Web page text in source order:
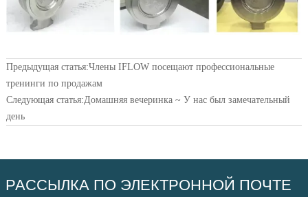
Предыдущая статья:Члены IFLOW посещают профессиональные
тренинги по продажам
Следующая статья:Домашняя вечеринка ~ У нас был замечательный
день
РАССЫЛКА ПО ЭЛЕКТРОННОЙ ПОЧТЕ